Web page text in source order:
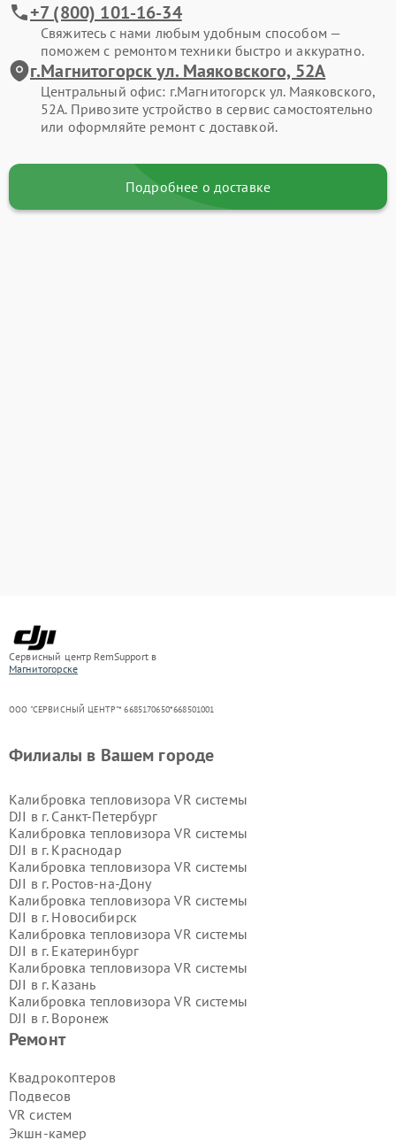
+7 (800) 101-16-34
Свяжитесь с нами любым удобным способом —
поможем с ремонтом техники быстро и аккуратно.
г.Магнитогорск ул. Маяковского, 52А
Центральный офис: г.Магнитогорск ул. Маяковского,
52А. Привозите устройство в сервис самостоятельно
или оформляйте ремонт с доставкой.
Подробнее о доставке
Сервисный центр RemSupport в
Магнитогорске
ООО "СЕРВИСНЫЙ ЦЕНТР"* 6685170650*668501001
Ремонт
Квадрокоптеров
Подвесов
VR систем
Экшн-камер
Филиалы в Вашем городе
Калибровка тепловизора VR системы
DJI в г. Санкт-Петербург
Калибровка тепловизора VR системы
DJI в г. Краснодар
Калибровка тепловизора VR системы
DJI в г. Ростов-на-Дону
Калибровка тепловизора VR системы
DJI в г. Новосибирск
Калибровка тепловизора VR системы
DJI в г. Екатеринбург
Калибровка тепловизора VR системы
DJI в г. Казань
Калибровка тепловизора VR системы
DJI в г. Воронеж
Калибровка тепловизора VR системы
Калибровка тепловизора VR системы
DJI в г.Самара
Калибровка тепловизора VR системы
DJI в г.Пермь
Калибровка тепловизора VR системы